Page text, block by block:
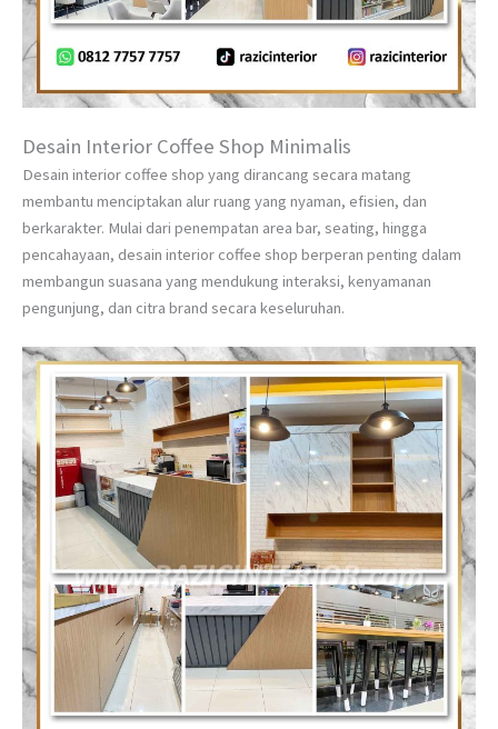
Desain Interior Coffee Shop Minimalis
Desain interior coffee shop yang dirancang secara matang
membantu menciptakan alur ruang yang nyaman, efisien, dan
berkarakter. Mulai dari penempatan area bar, seating, hingga
pencahayaan, desain interior coffee shop berperan penting dalam
membangun suasana yang mendukung interaksi, kenyamanan
pengunjung, dan citra brand secara keseluruhan.